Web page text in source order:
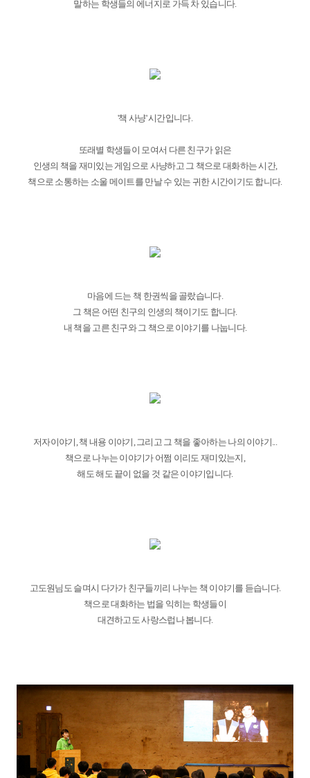
말하는 학생들의 에너지로 가득 차 있습니다.
'책 사냥' 시간입니다.
또래별 학생들이 모여서 다른 친구가 읽은
인생의 책을 재미있는 게임으로 사냥하고 그 책으로 대화하는 시간,
책으로 소통하는 소울 메이트를 만날 수 있는 귀한 시간이기도 합니다.
마음에 드는 책 한권씩을 골랐습니다.
그 책은 어떤 친구의 인생의 책이기도 합니다.
내 책을 고른 친구와 그 책으로 이야기를 나눕니다.
저자이야기, 책 내용 이야기, 그리고 그 책을 좋아하는 나의 이야기...
책으로 나누는 이야기가 어쩜 이리도 재미있는지,
해도 해도 끝이 없을 것 같은 이야기입니다.
고도원님도 슬며시 다가가 친구들끼리 나누는 책 이야기를 듣습니다.
책으로 대화하는 법을 익히는 학생들이
대견하고도 사랑스럽나 봅니다.